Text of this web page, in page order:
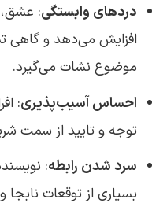
دردهای وابستگی: عشق،
افزایش می‌دهد و گاهی
موضوع نشات می‌گیرد.
احساس آسیب‌پذیری:
توجه و تایید از سمت
سرد شدن رابطه:
بسیاری از توقعات